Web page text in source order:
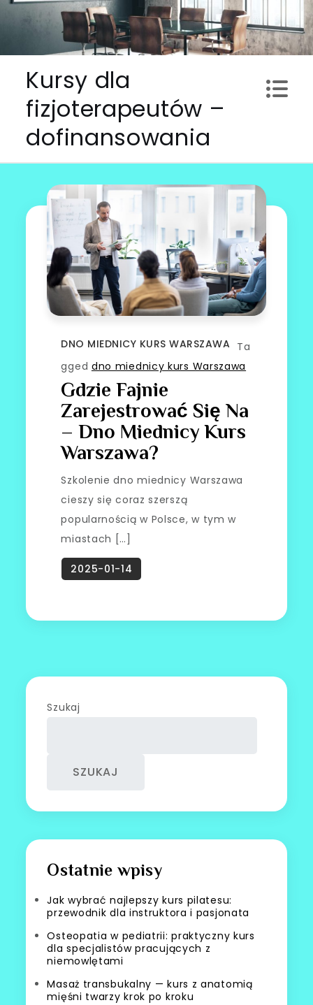
Kursy dla
fizjoterapeutów –
dofinansowania
DNO MIEDNICY KURS WARSZAWA Ta
gged dno miednicy kurs Warszawa
Gdzie Fajnie
Zarejestrować Się Na
– Dno Miednicy Kurs
Warszawa?
Szkolenie dno miednicy Warszawa
cieszy się coraz szerszą
popularnością w Polsce, w tym w
miastach […]
Szukaj
SZUKAJ
Ostatnie wpisy
Jak wybrać najlepszy kurs pilatesu:
przewodnik dla instruktora i pasjonata
Osteopatia w pediatrii: praktyczny kurs
dla specjalistów pracujących z
niemowlętami
Masaż transbukalny — kurs z anatomią
mięśni twarzy krok po kroku